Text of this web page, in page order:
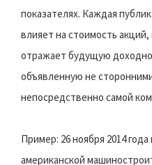
показателях. Каждая
влияет на стоимость
отражает будущую
объявленную не
непосредственно самой
Пример: 26 ноября 2014
американской